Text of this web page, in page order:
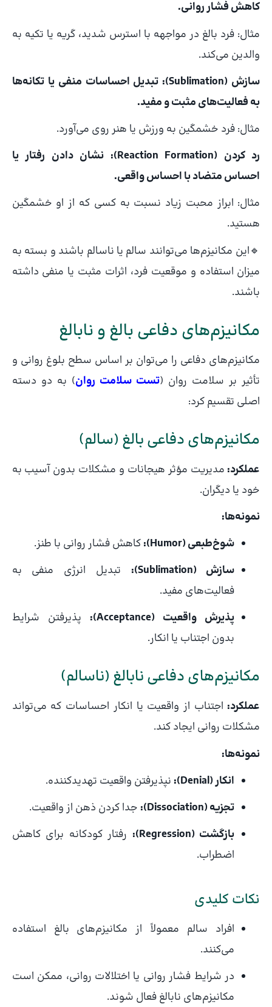
کاهش فشار روانی.
مثال: فرد بالغ در مواجهه با استرس شدید، گریه یا تکیه به
والدین می‌کند.
سازش (Sublimation): تبدیل احساسات منفی یا تکانه‌ها
به فعالیت‌های مثبت و مفید.
مثال: فرد خشمگین به ورزش یا هنر روی می‌آورد.
رد کردن (Reaction Formation): نشان دادن رفتار یا
احساس متضاد با احساس واقعی.
مثال: ابراز محبت زیاد نسبت به کسی که از او خشمگین
هستید.
🔹این مکانیزم‌ها می‌توانند سالم یا ناسالم باشند و بسته به
میزان استفاده و موقعیت فرد، اثرات مثبت یا منفی داشته
باشند.
مکانیزم‌های دفاعی بالغ و نابالغ
مکانیزم‌های دفاعی را می‌توان بر اساس سطح بلوغ روانی و
تأثیر بر سلامت روان (تست سلامت روان) به دو دسته
اصلی تقسیم کرد:
مکانیزم‌های دفاعی بالغ (سالم)
عملکرد: مدیریت مؤثر هیجانات و مشکلات بدون آسیب به
خود یا دیگران.
نمونه‌ها:
شوخ‌طبعی (Humor):
کاهش فشار روانی با طنز.
سازش (Sublimation):
تبدیل انرژی منفی به
فعالیت‌های مفید.
پذیرش واقعیت (Acceptance):
پذیرفتن شرایط
بدون اجتناب یا انکار.
مکانیزم‌های دفاعی نابالغ (ناسالم)
عملکرد: اجتناب از واقعیت یا انکار احساسات که می‌تواند
مشکلات روانی ایجاد کند.
نمونه‌ها:
انکار (Denial):
نپذیرفتن واقعیت تهدیدکننده.
تجزیه (Dissociation):
جدا کردن ذهن از واقعیت.
بازگشت (Regression):
رفتار کودکانه برای کاهش
اضطراب.
نکات کلیدی
افراد سالم معمولاً از مکانیزم‌های بالغ استفاده
می‌کنند.
در شرایط فشار روانی یا اختلالات روانی، ممکن است
مکانیزم‌های نابالغ فعال شوند.